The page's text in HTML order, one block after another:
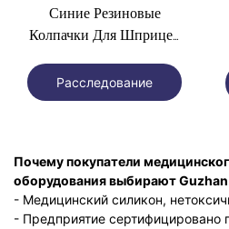
Синие Резиновые
Колпачки Для Шприцев
Стерильные <000000>
Многоразовая Защита
Расследование
Почему покупатели
оборудования выбирают Guzhan
- Медицинский силикон,
- Предприятие сертифицировано